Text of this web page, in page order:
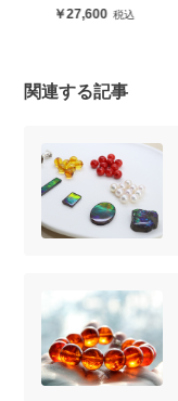
27,600
関連する記事